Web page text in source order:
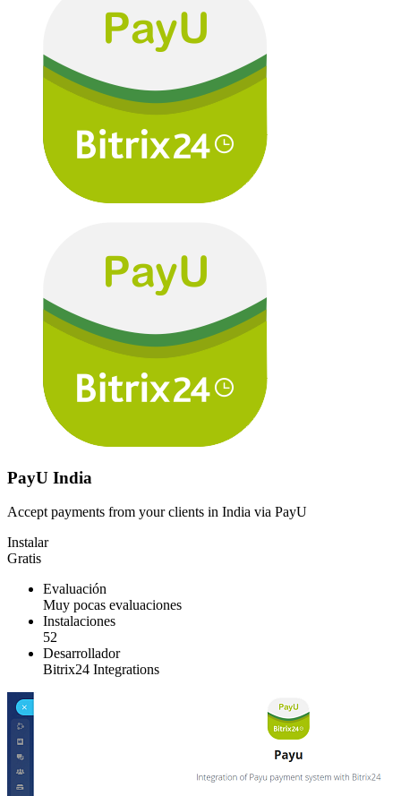
PayU India
Accept payments from your clients in India via PayU
Instalar
Gratis
Evaluación
Muy pocas evaluaciones
Instalaciones
52
Desarrollador
Bitrix24 Integrations